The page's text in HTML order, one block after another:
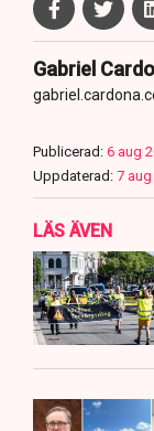
Gabriel
Publicerad: 6 aug
Uppdaterad: 7 aug
LÄS ÄVEN